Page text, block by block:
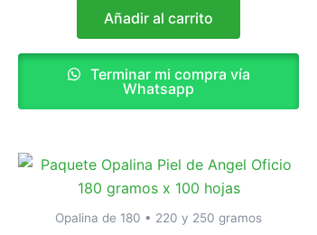
Añadir al carrito
Terminar mi compra vía
Whatsapp
Opalina de 180 • 220 y 250 gramos